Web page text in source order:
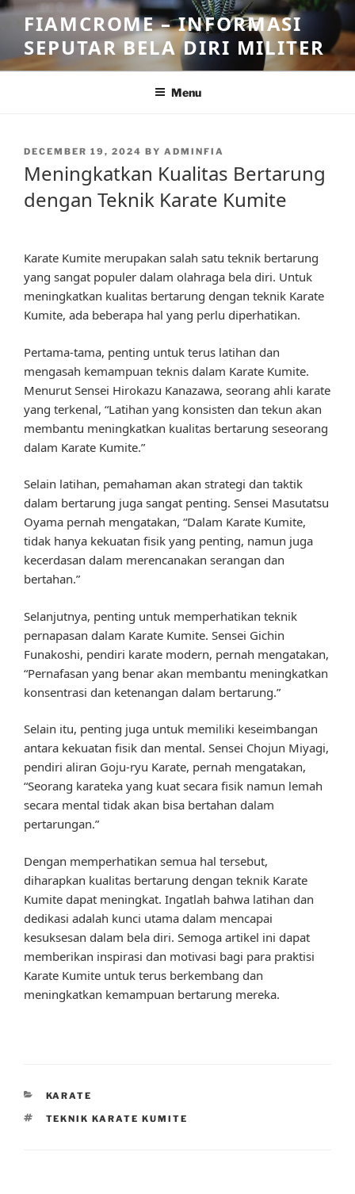
Skip
content
FIAMCROME – INFORMASI
SEPUTAR BELA DIRI MILITER
Menu
POSTED
DECEMBER 19, 2024 BY ADMINFIA
Meningkatkan Kualitas Bertarung
dengan Teknik Karate Kumite
Karate Kumite merupakan salah satu teknik bertarung
yang sangat populer dalam olahraga bela diri. Untuk
meningkatkan kualitas bertarung dengan teknik Karate
Kumite, ada beberapa hal yang perlu diperhatikan.
Pertama-tama, penting untuk terus latihan dan
mengasah kemampuan teknis dalam Karate Kumite.
Menurut Sensei Hirokazu Kanazawa, seorang ahli karate
yang terkenal, “Latihan yang konsisten dan tekun akan
membantu meningkatkan kualitas bertarung seseorang
dalam Karate Kumite.”
Selain latihan, pemahaman akan strategi dan taktik
dalam bertarung juga sangat penting. Sensei Masutatsu
Oyama pernah mengatakan, “Dalam Karate Kumite,
tidak hanya kekuatan fisik yang penting, namun juga
kecerdasan dalam merencanakan serangan dan
bertahan.”
Selanjutnya, penting untuk memperhatikan teknik
pernapasan dalam Karate Kumite. Sensei Gichin
Funakoshi, pendiri karate modern, pernah mengatakan,
“Pernafasan yang benar akan membantu meningkatkan
konsentrasi dan ketenangan dalam bertarung.”
Selain itu, penting juga untuk memiliki keseimbangan
antara kekuatan fisik dan mental. Sensei Chojun Miyagi,
pendiri aliran Goju-ryu Karate, pernah mengatakan,
“Seorang karateka yang kuat secara fisik namun lemah
secara mental tidak akan bisa bertahan dalam
pertarungan.”
Dengan memperhatikan semua hal tersebut,
diharapkan kualitas bertarung dengan teknik Karate
Kumite dapat meningkat. Ingatlah bahwa latihan dan
dedikasi adalah kunci utama dalam mencapai
kesuksesan dalam bela diri. Semoga artikel ini dapat
memberikan inspirasi dan motivasi bagi para praktisi
Karate Kumite untuk terus berkembang dan
meningkatkan kemampuan bertarung mereka.
CATEGORIES
KARATE
TAGS
TEKNIK KARATE KUMITE